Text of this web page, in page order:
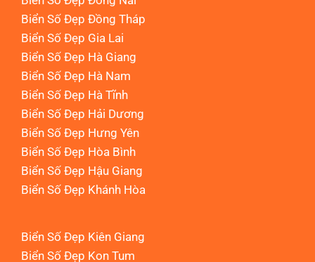
Biển Số Đẹp Đồng Tháp
Biển Số Đẹp Gia Lai
Biển Số Đẹp Hà Giang
Biển Số Đẹp Hà Nam
Biển Số Đẹp Hà Tĩnh
Biển Số Đẹp Hải Dương
Biển Số Đẹp Hưng Yên
Biển Số Đẹp Hòa Bình
Biển Số Đẹp Hậu Giang
Biển Số Đẹp Khánh Hòa
Biển Số Đẹp Kiên Giang
Biển Số Đẹp Kon Tum